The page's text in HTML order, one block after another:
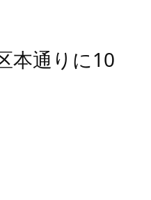
本通りに10